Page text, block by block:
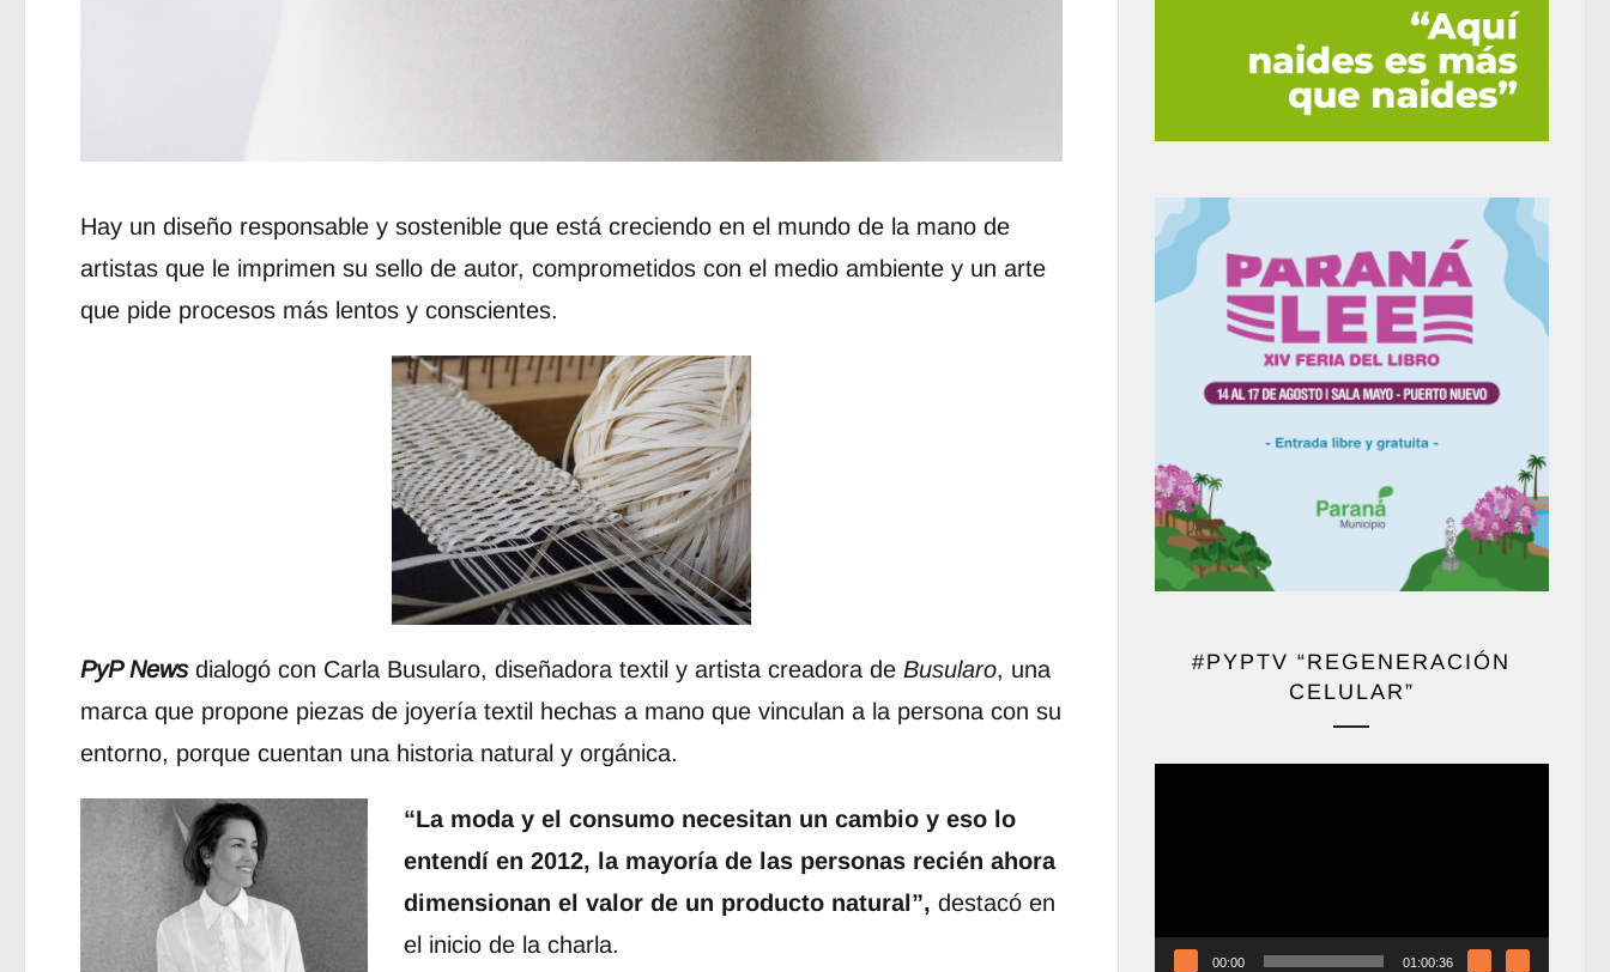
Hay un diseño responsable y sostenible que está creciendo en el mundo de la mano de
artistas que le imprimen su sello de autor, comprometidos con el medio ambiente y un arte
que pide procesos más lentos y conscientes.
PyP News dialogó con Carla Busularo, diseñadora textil y artista creadora de Busularo, una
marca que propone piezas de joyería textil hechas a mano que vinculan a la persona con su
entorno, porque cuentan una historia natural y orgánica.
“La moda y el consumo necesitan un cambio y eso lo
entendí en 2012, la mayoría de las personas recién ahora
dimensionan el valor de un producto natural”, destacó en
el inicio de la charla.
#PYPTV “REGENERACIÓN
CELULAR”
00:00 01:00:36